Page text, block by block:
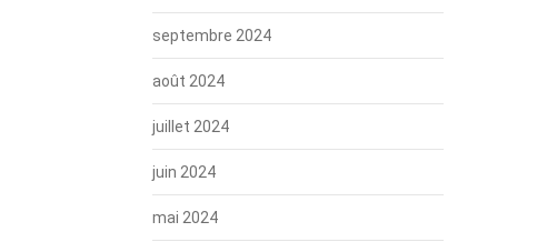
septembre 2024
août 2024
juillet 2024
juin 2024
mai 2024